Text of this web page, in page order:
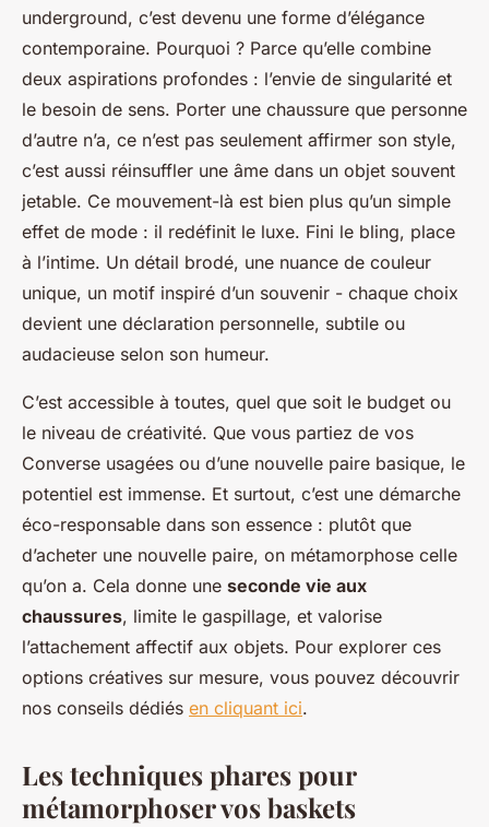
underground, c’est devenu une forme d’élégance
contemporaine. Pourquoi ? Parce qu’elle combine
deux aspirations profondes : l’envie de singularité et
le besoin de sens. Porter une chaussure que personne
d’autre n’a, ce n’est pas seulement affirmer son style,
c’est aussi réinsuffler une âme dans un objet souvent
jetable. Ce mouvement-là est bien plus qu’un simple
effet de mode : il redéfinit le luxe. Fini le bling, place
à l’intime. Un détail brodé, une nuance de couleur
unique, un motif inspiré d’un souvenir - chaque choix
devient une déclaration personnelle, subtile ou
audacieuse selon son humeur.
C’est accessible à toutes, quel que soit le budget ou
le niveau de créativité. Que vous partiez de vos
Converse usagées ou d’une nouvelle paire basique, le
potentiel est immense. Et surtout, c’est une démarche
éco-responsable dans son essence : plutôt que
d’acheter une nouvelle paire, on métamorphose celle
qu’on a. Cela donne une seconde vie aux
chaussures, limite le gaspillage, et valorise
l’attachement affectif aux objets. Pour explorer ces
options créatives sur mesure, vous pouvez découvrir
nos conseils dédiés en cliquant ici.
Les techniques phares pour
métamorphoser vos baskets